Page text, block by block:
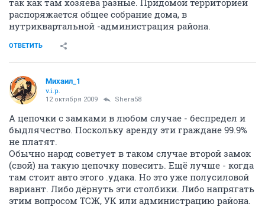
так как там хозяева разные. Придомой территорией
распоряжается общее собрание дома, в
нутриквартальной -администрация района.
ОТВЕТИТЬ
Михаил_1
v.i.p.
12 октября 2009 Shera58
А цепочки с замками в любом случае - беспредел и
быдлячество. Поскольку аренду эти граждане 99.9%
не платят.
Обычно народ советует в таком случае второй замок
(свой) на такую цепочку повесить. Ещё лучше - когда
там стоит авто этого .удака. Но это уже полусиловой
вариант. Либо дёрнуть эти столбики. Либо напрягать
этим вопросом ТСЖ, УК или администрацию района.